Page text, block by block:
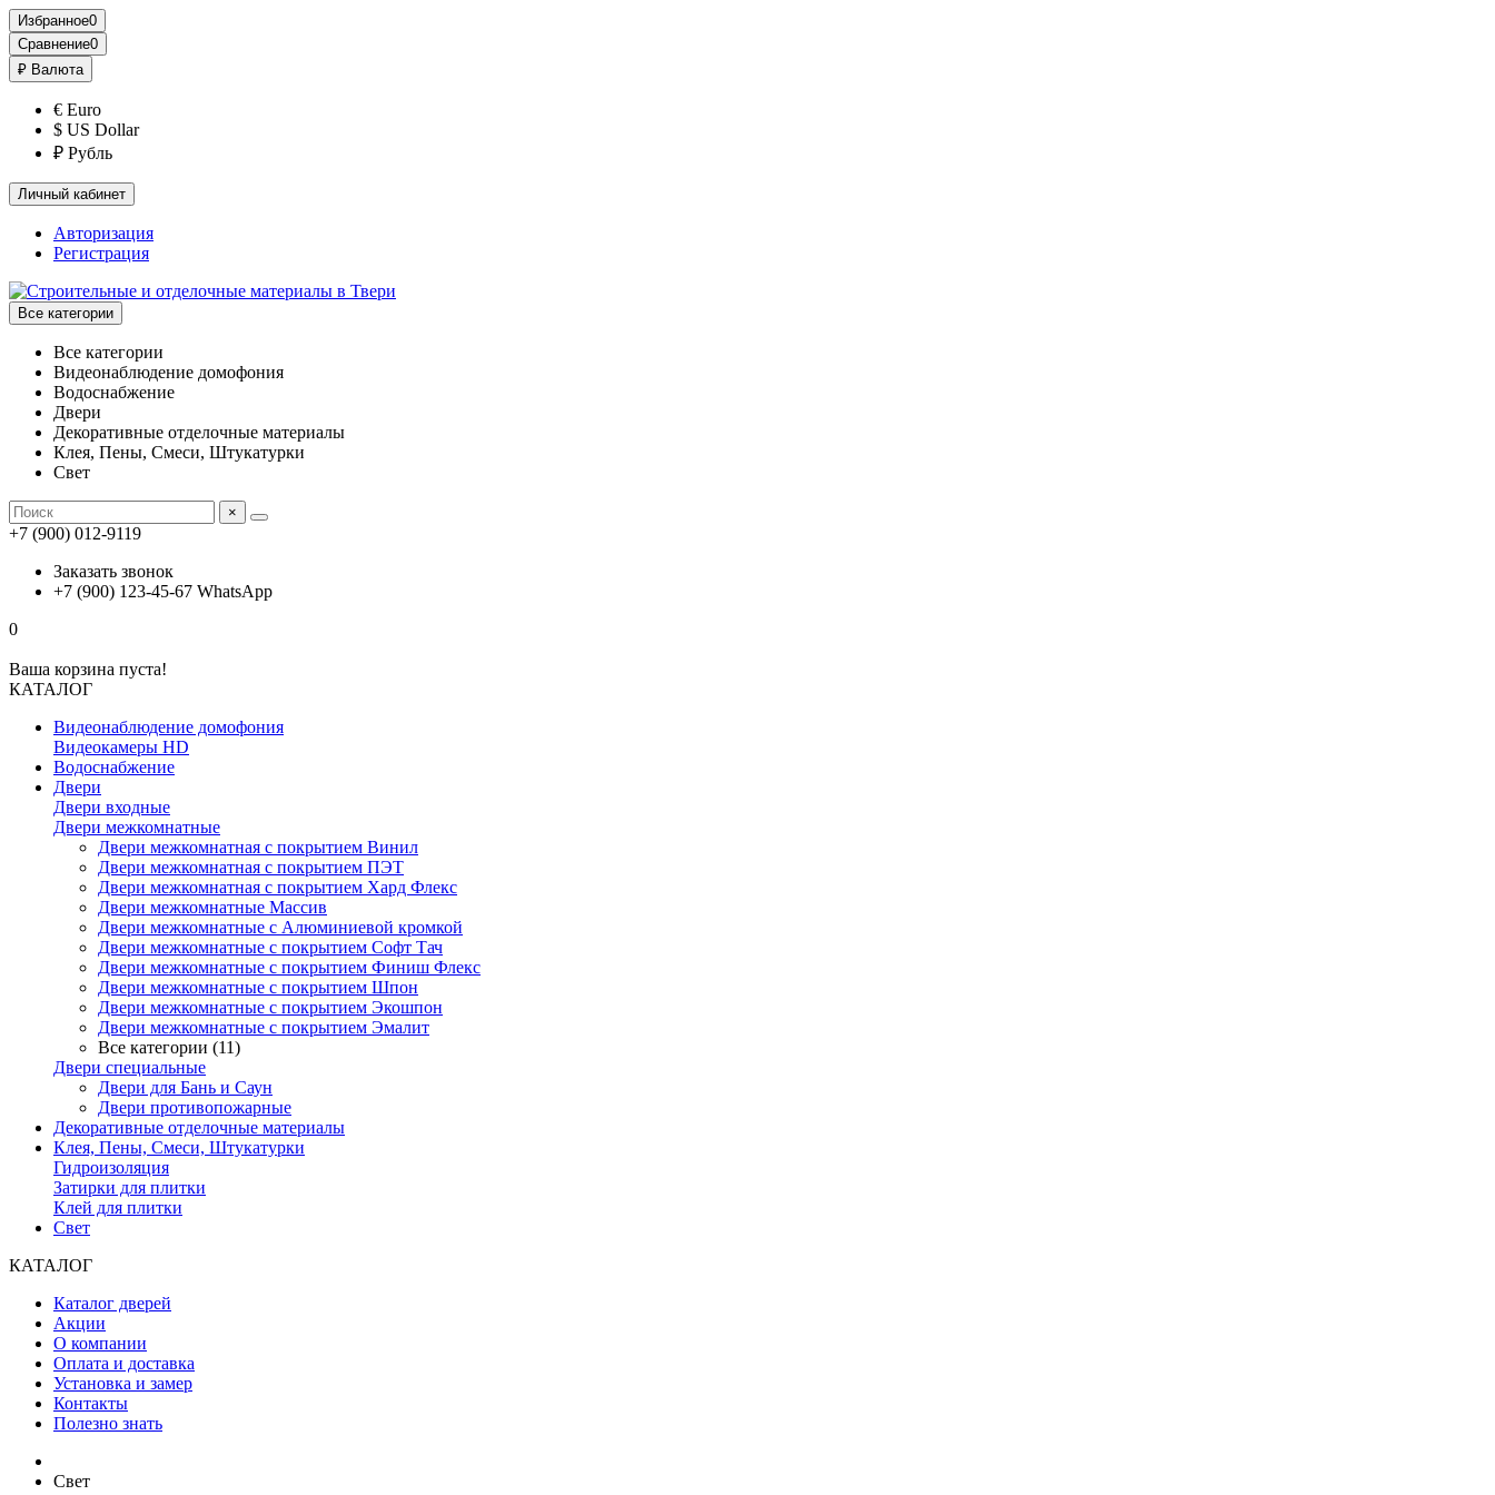
Избранное0
Сравнение0
₽ Валюта
€ Euro
$ US Dollar
₽ Рубль
Личный кабинет
Авторизация
Регистрация
Все категории
Все категории
Видеонаблюдение домофония
Водоснабжение
Двери
Декоративные отделочные материалы
Клея, Пены, Смеси, Штукатурки
Свет
×
+7 (900) 012-9119
Заказать звонок
+7 (900) 123-45-67 WhatsApp
0
Ваша корзина пуста!
КАТАЛОГ
Видеонаблюдение домофония
Видеокамеры HD
Водоснабжение
Двери
Двери входные
Двери межкомнатные
Двери межкомнатная с покрытием Винил
Двери межкомнатная с покрытием ПЭТ
Двери межкомнатная с покрытием Хард Флекс
Двери межкомнатные Массив
Двери межкомнатные с Алюминиевой кромкой
Двери межкомнатные с покрытием Софт Тач
Двери межкомнатные с покрытием Финиш Флекс
Двери межкомнатные с покрытием Шпон
Двери межкомнатные с покрытием Экошпон
Двери межкомнатные с покрытием Эмалит
Все категории (11)
Двери специальные
Двери для Бань и Саун
Двери противопожарные
Декоративные отделочные материалы
Клея, Пены, Смеси, Штукатурки
Гидроизоляция
Затирки для плитки
Клей для плитки
Свет
КАТАЛОГ
Каталог дверей
Акции
О компании
Оплата и доставка
Установка и замер
Контакты
Полезно знать
Свет